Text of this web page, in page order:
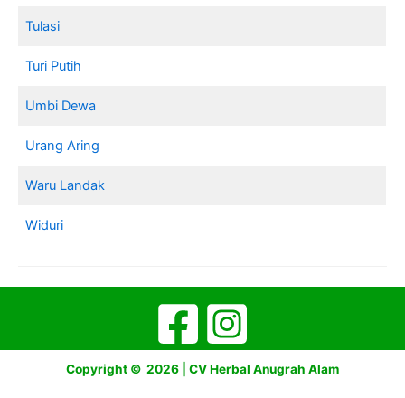
Tulasi
Turi Putih
Umbi Dewa
Urang Aring
Waru Landak
Widuri
Copyright © 2026 | CV Herbal Anugrah Alam